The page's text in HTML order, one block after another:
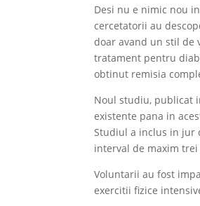
Desi nu e nimic nou
cercetatorii au
doar avand un stil de
tratament pentru
obtinut remisia
Noul studiu, publicat
existente pana in
Studiul a inclus in jur
interval de maxim
Voluntarii au fost
exercitii fizice